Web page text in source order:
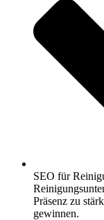
SEO für
Präsenz zu
gewinnen.